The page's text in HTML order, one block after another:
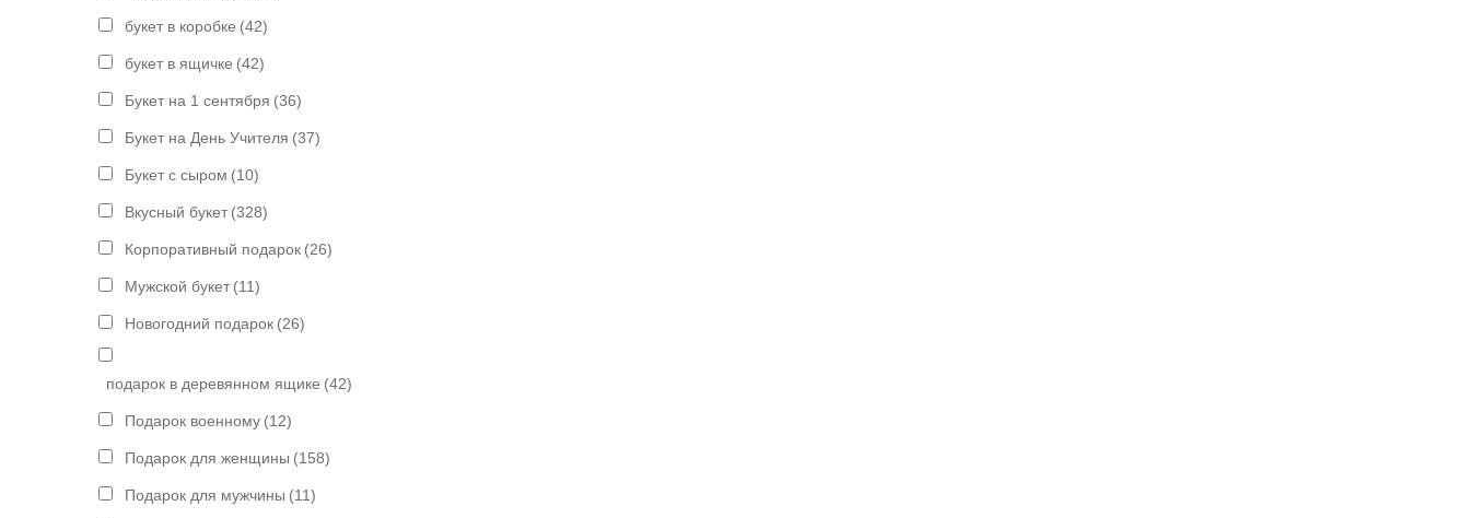
букет в коробке (42)
букет в ящичке (42)
Букет на 1 сентября (36)
Букет на День Учителя (37)
Букет с сыром (10)
Вкусный букет (328)
Корпоративный подарок (26)
Мужской букет (11)
Новогодний подарок (26)
подарок в деревянном ящике (42)
Подарок военному (12)
Подарок для женщины (158)
Подарок для мужчины (11)